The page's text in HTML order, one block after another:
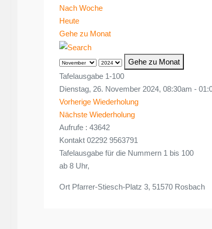
Nach Woche
Heute
Gehe zu Monat
Gehe zu Monat
Tafelausgabe 1-100
Dienstag, 26. November 2024, 08:30am -
Vorherige Wiederholung
Nächste Wiederholung
Aufrufe : 43642
Kontakt 02292 9563791
Tafelausgabe für die Nummern 1 bis 100
ab 8 Uhr,
Ort Pfarrer-Stiesch-Platz 3, 51570 Rosbach